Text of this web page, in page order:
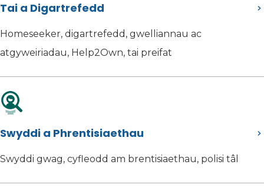
Tai a Digartrefedd
Homeseeker, digartrefedd, gwelliannau ac
atgyweiriadau, Help2Own, tai preifat
Swyddi a Phrentisiaethau
Swyddi gwag, cyfleodd am brentisiaethau, polisi tâl